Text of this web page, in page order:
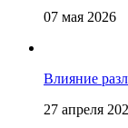
07 мая 2026
Влияние
27 апреля